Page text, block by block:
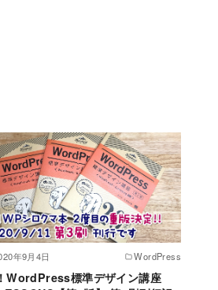
年9月4日 WordPress
WordPress標準デザイン講座